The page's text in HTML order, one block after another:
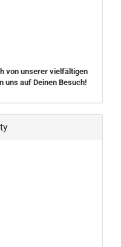
von unserer vielfältigen
uns auf Deinen Besuch!